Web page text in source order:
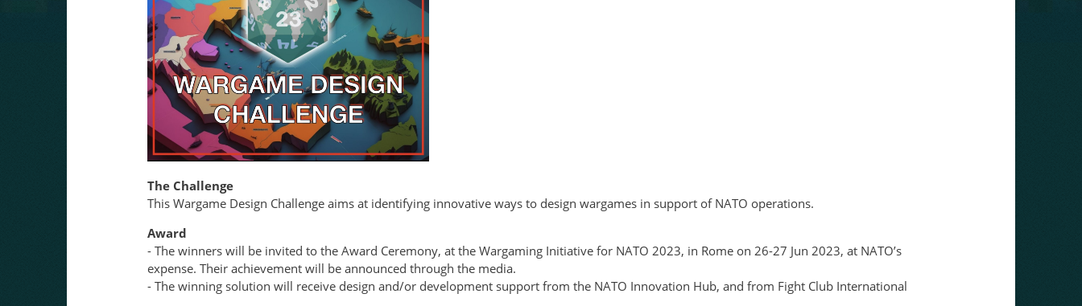
The Challenge
This Wargame Design Challenge aims at identifying innovative ways to design wargames in support of NATO operations.
Award
- The winners will be invited to the Award Ceremony, at the Wargaming Initiative for NATO 2023, in Rome on 26-27 Jun 2023, at NATO’s
expense. Their achievement will be announced through the media.
- The winning solution will receive design and/or development support from the NATO Innovation Hub, and from Fight Club International